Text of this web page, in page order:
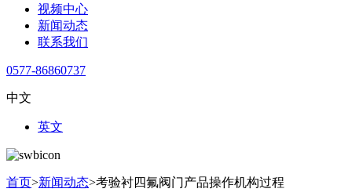
视频中心
新闻动态
联系我们
0577-86860737
中文
英文
首页>新闻动态>考验衬四氟阀门产品操作机构过程